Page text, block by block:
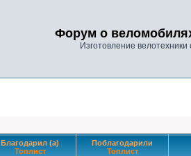
Форум о
Изготовление велотехники
Благодарил (а)
Топлист
Поблагодарили
Топлист